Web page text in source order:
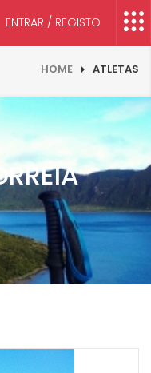
ENTRAR / REGISTO
HOME ATLETAS